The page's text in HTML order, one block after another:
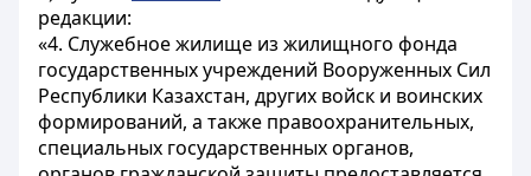
редакции:
«4. Служебное жилище из жилищного фонда
государственных учреждений Вооруженных Сил
Республики Казахстан, других войск и воинских
формирований, а также правоохранительных,
специальных государственных органов,